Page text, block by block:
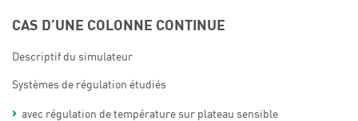
CAS D’UNE COLONNE CONTINUE
Descriptif du simulateur
Systèmes de régulation étudiés
avec régulation de température sur plateau sensible